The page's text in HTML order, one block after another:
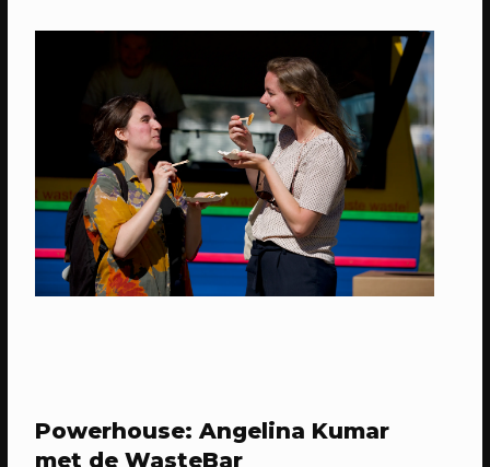
speeltuin!
over RAUM
Powerhouse: Angelina Kumar
met de WasteBar